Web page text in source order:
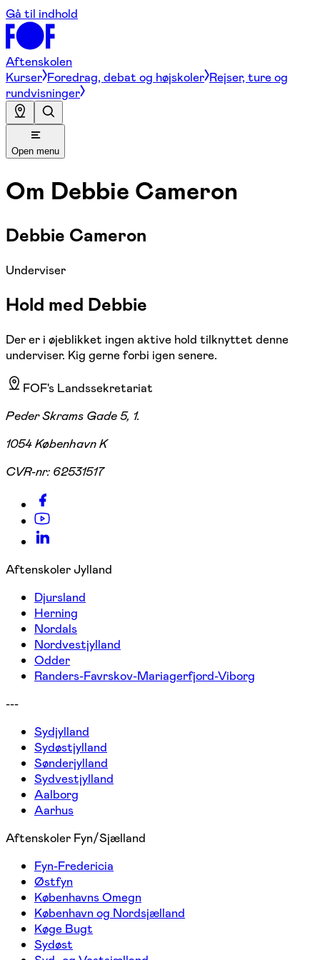
Gå til indhold
Aftenskolen
Kurser Foredrag, debat og højskoler Rejser, ture og
rundvisninger
Open menu
Om Debbie Cameron
Debbie Cameron
Underviser
Hold med Debbie
Der er i øjeblikket ingen aktive hold tilknyttet denne
underviser. Kig gerne forbi igen senere.
FOF's Landssekretariat
Peder Skrams Gade 5, 1.
1054 København K
CVR-nr: 62531517
Aftenskoler Jylland
Djursland
Herning
Nordals
Nordvestjylland
Odder
Randers-Favrskov-Mariagerfjord-Viborg
---
Sydjylland
Sydøstjylland
Sønderjylland
Sydvestjylland
Aalborg
Aarhus
Aftenskoler Fyn/Sjælland
Fyn-Fredericia
Østfyn
Københavns Omegn
København og Nordsjælland
Køge Bugt
Sydøst